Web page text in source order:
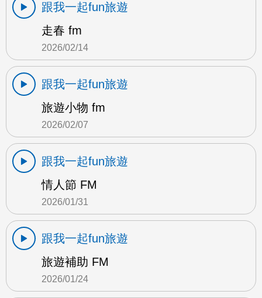
跟我一起fun旅遊
走春 fm
2026/02/14
跟我一起fun旅遊
旅遊小物 fm
2026/02/07
跟我一起fun旅遊
情人節 FM
2026/01/31
跟我一起fun旅遊
旅遊補助 FM
2026/01/24